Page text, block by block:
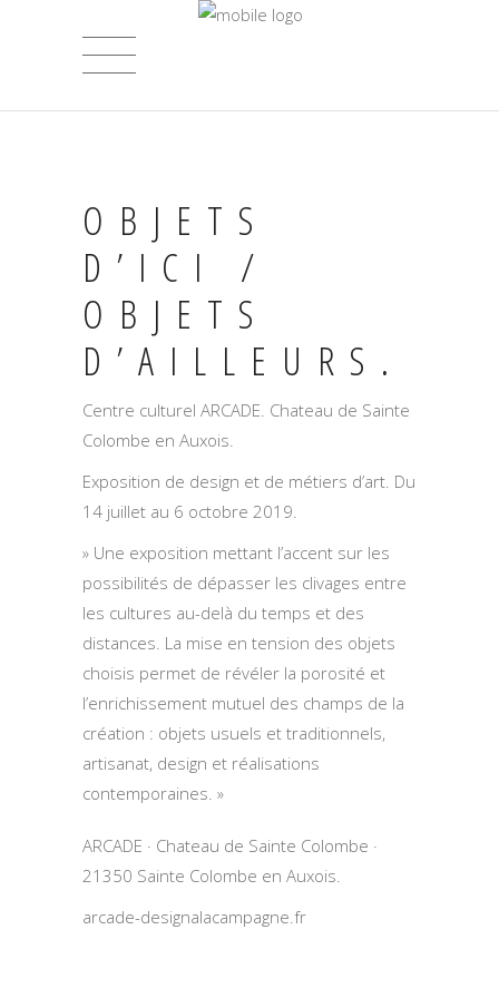
OBJETS
D’ICI /
OBJETS
D’AILLEURS.
Centre culturel ARCADE. Chateau de Sainte
Colombe en Auxois.
Exposition de design et de métiers d’art. Du
14 juillet au 6 octobre 2019.
» Une exposition mettant l’accent sur les
possibilités de dépasser les clivages entre
les cultures au-delà du temps et des
distances. La mise en tension des objets
choisis permet de révéler la porosité et
l’enrichissement mutuel des champs de la
création : objets usuels et traditionnels,
artisanat, design et réalisations
contemporaines. »
ARCADE · Chateau de Sainte Colombe ·
21350 Sainte Colombe en Auxois.
arcade-designalacampagne.fr